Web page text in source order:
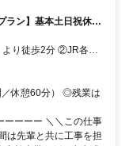
ラン】基本土日祝休み
連続支給
んば駅」より徒歩8分
休憩60分） ◎残業は
ーーーー ＼＼この仕事
は先輩と共に工事を担